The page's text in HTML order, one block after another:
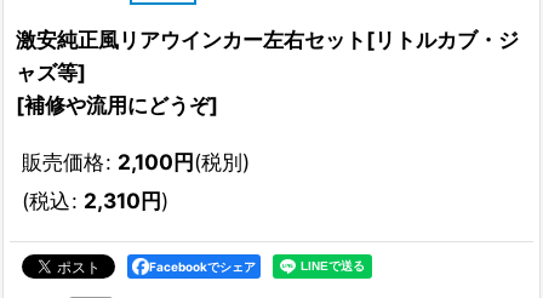
激安純正風リアウインカー左右セット[リトルカブ・ジ
ャズ等]
[補修や流用にどうぞ]
販売価格: 2,100円(税別)
(税込: 2,310円)
Facebookでシェア